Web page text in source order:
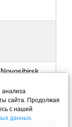
сайта. Продолжая
с нашей
данных